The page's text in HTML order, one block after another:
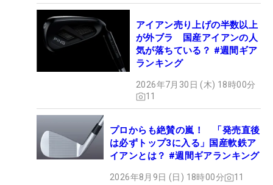
アイアン売り上げの半数以上
が外ブラ 国産アイアンの人
気が落ちている？ #週間ギア
ランキング
2026年7月30日 (木) 18時00分
11
プロからも絶賛の嵐！ 「発売直後
は必ずトップ3に入る」国産軟鉄ア
イアンとは？ #週間ギアランキング
2026年8月9日 (日) 18時00分 11